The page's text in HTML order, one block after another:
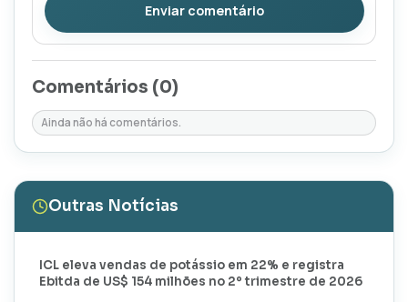
Enviar comentário
Comentários (0)
Ainda não há comentários.
Outras Notícias
ICL eleva vendas de potássio em 22% e registra
Ebitda de US$ 154 milhões no 2º trimestre de 2026